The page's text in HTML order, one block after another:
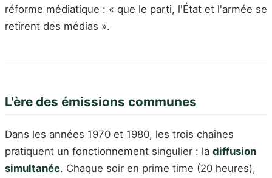
réforme médiatique : « que le parti, l'État et l'armée se
retirent des médias ».
L'ère des émissions communes
Dans les années 1970 et 1980, les trois chaînes
pratiquent un fonctionnement singulier : la diffusion
simultanée. Chaque soir en prime time (20 heures),